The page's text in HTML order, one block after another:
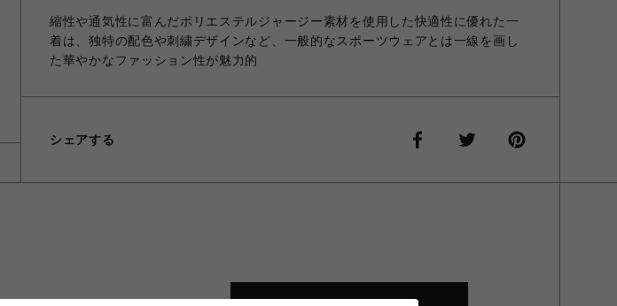
縮性や通気性に富んだポリエステルジャージー素材を使用した快適性に優れた一
着は、独特の配色や刺繍デザインなど、一般的なスポーツウェアとは一線を画し
た華やかなファッション性が魅力的
シェアする